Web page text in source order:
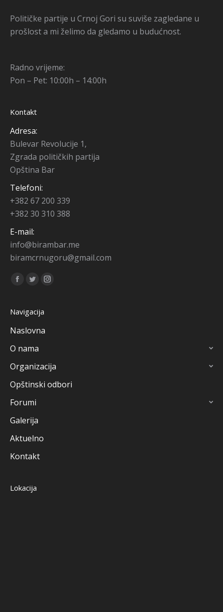
Političke partije u Crnoj Gori su suviše zagledane u
prošlost a mi želimo da gledamo u budućnost.
Radno vrijeme:
Pon – Pet: 10:00h – 14:00h
Kontakt
Adresa:
Bulevar Revolucije 1,
Zgrada političkih partija
Opština Bar
Telefoni:
+382 67 200 339
+382 30 310 388
E-mail:
info@birambar.me
biramcrnugoru@gmail.com
Find us on:
Facebook
opens
new
window
Twitter
opens
new
window
Instagram
Navigacija
Naslovna
O nama
Organizacija
Opštinski odbori
Forumi
Galerija
Aktuelno
Kontakt
Lokacija